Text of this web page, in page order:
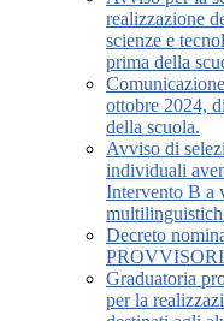
realizzazione
scienze e
prima della
ottobre 2024,
della scuola.
Avviso di
individuali
Intervento B a
Decreto
Graduatoria
per la